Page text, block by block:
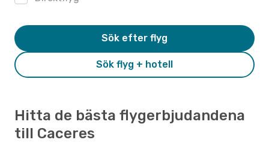
Sök flyg + hotell
Sök efter flyg
Hitta de bästa flygerbjudandena
till Caceres